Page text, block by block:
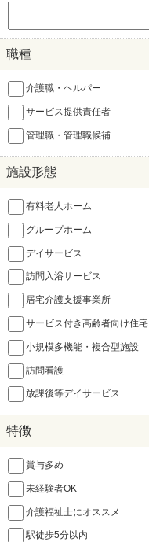
職種
介護職・ヘルパー
サービス提供責任者
管理職・管理職候補
施設形態
有料老人ホーム
グループホーム
デイサービス
訪問入浴サービス
居宅介護支援事業所
サービス付き高齢者向け住宅
小規模多機能・複合型施設
訪問看護
放課後等デイサービス
特徴
賞与多め
未経験者OK
介護福祉士にオススメ
駅徒歩5分以内